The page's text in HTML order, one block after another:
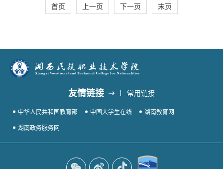
首页 上一页 下一页 末页
友情链接 常用链接
中华人民共和国教育部 中国大学生在线
湖南教育网
湖南政务服务网